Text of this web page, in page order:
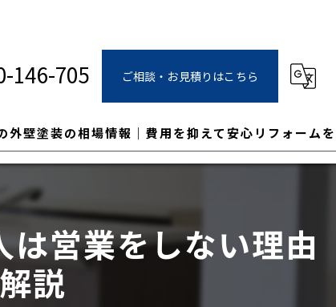
146-705 ご相談・お見積りはこちら
外壁塗装の相場情報｜費用を抑えて安心リフォームを
営業をしない理由
説